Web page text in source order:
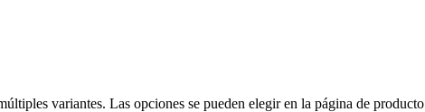
variantes. Las opciones se pueden elegir en la página de producto